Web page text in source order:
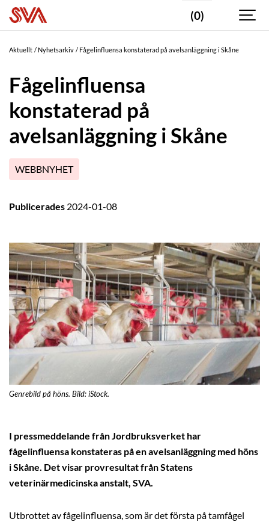
(0)
Aktuellt Nyhetsarkiv Fågelinfluensa konstaterad på avelsanläggning i Skåne
Fågelinfluensa
konstaterad på
avelsanläggning i Skåne
WEBBNYHET
Publicerades 2024-01-08
Genrebild på höns. Bild: iStock.
I pressmeddelande från Jordbruksverket har
fågelinfluensa konstateras på en avelsanläggning med höns
i Skåne. Det visar provresultat från Statens
veterinärmedicinska anstalt, SVA.
Utbrottet av fågelinfluensa, som är det första på tamfågel